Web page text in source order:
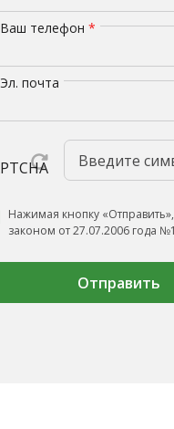
Ваш телефон*
Эл. почта
Нажимая кнопку
законом от 27.07.2006 года
Отправить